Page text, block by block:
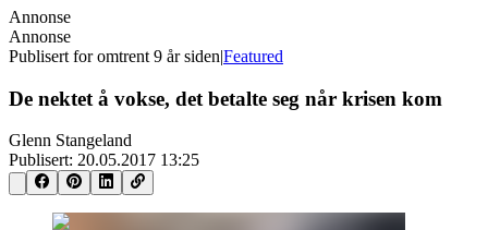
Annonse
Annonse
Publisert for omtrent 9 år siden|Featured
De nektet å vokse, det betalte seg når krisen kom
Glenn Stangeland
Publisert: 20.05.2017 13:25